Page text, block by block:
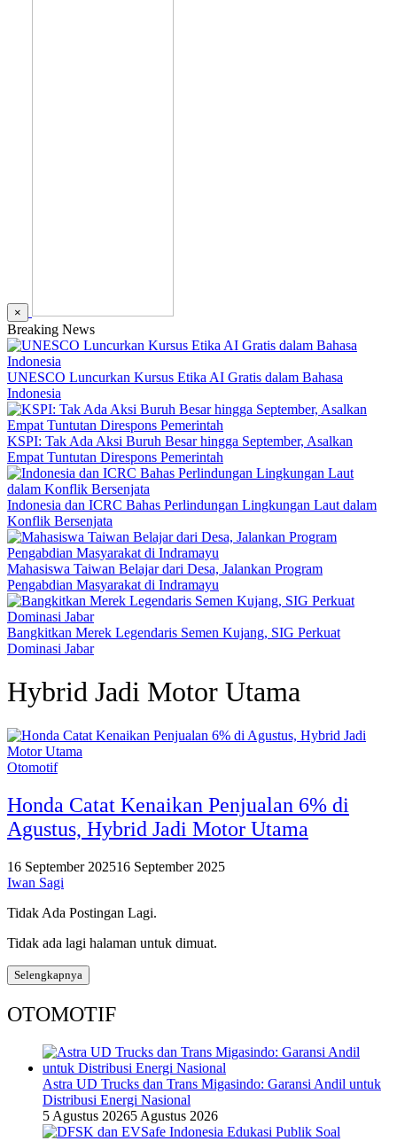
×
Breaking News
UNESCO Luncurkan Kursus Etika AI Gratis dalam Bahasa
Indonesia
KSPI: Tak Ada Aksi Buruh Besar hingga September, Asalkan
Empat Tuntutan Direspons Pemerintah
Indonesia dan ICRC Bahas Perlindungan Lingkungan Laut dalam
Konflik Bersenjata
Mahasiswa Taiwan Belajar dari Desa, Jalankan Program
Pengabdian Masyarakat di Indramayu
Bangkitkan Merek Legendaris Semen Kujang, SIG Perkuat
Dominasi Jabar
Hybrid Jadi Motor Utama
Otomotif
Honda Catat Kenaikan Penjualan 6% di
Agustus, Hybrid Jadi Motor Utama
16 September 202516 September 2025
Iwan Sagi
Tidak Ada Postingan Lagi.
Tidak ada lagi halaman untuk dimuat.
Selengkapnya
OTOMOTIF
Astra UD Trucks dan Trans Migasindo: Garansi Andil untuk
Distribusi Energi Nasional
5 Agustus 20265 Agustus 2026